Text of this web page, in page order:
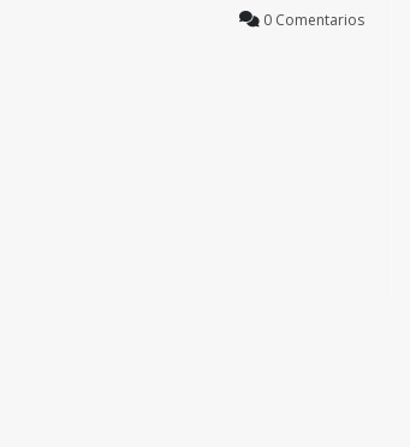
0 Comentarios